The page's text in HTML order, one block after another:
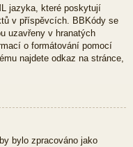
jazyka, které poskytují
v příspěvcích. BBKódy se
uzavřeny v hranatých
o formátování pomocí
najdete odkaz na stránce,
bylo zpracováno jako